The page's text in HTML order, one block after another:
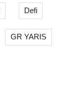
Defi
GR YARIS